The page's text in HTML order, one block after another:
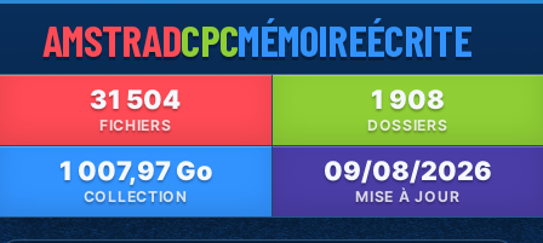
AMSTRADCPCMÉMOIREÉCRITE
31 504
FICHIERS
1 908
DOSSIERS
1 007,97 Go
COLLECTION
09/08/2026
MISE À JOUR